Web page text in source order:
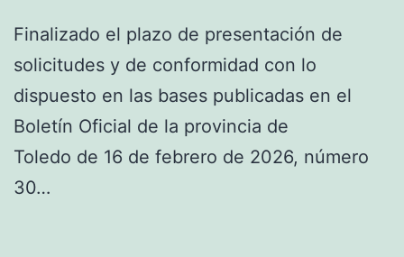
Finalizado el plazo de presentación de
solicitudes y de conformidad con lo
dispuesto en las bases publicadas en el
Boletín Oficial de la provincia de
Toledo de 16 de febrero de 2026, número
30…